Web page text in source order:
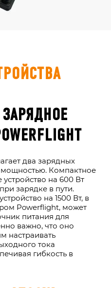
два зарядных
мощностью. Компактное
на 600 Вт
зарядке в пути.
на 1500 Вт, в
Powerflight, может
питания для
важно, что оно
настраивать
тока
гибкость в